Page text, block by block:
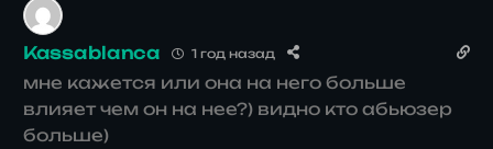
Kassablanca 1 год назад
мне кажется или она на него больше
влияет чем он на нее?) видно кто абьюзер
больше)